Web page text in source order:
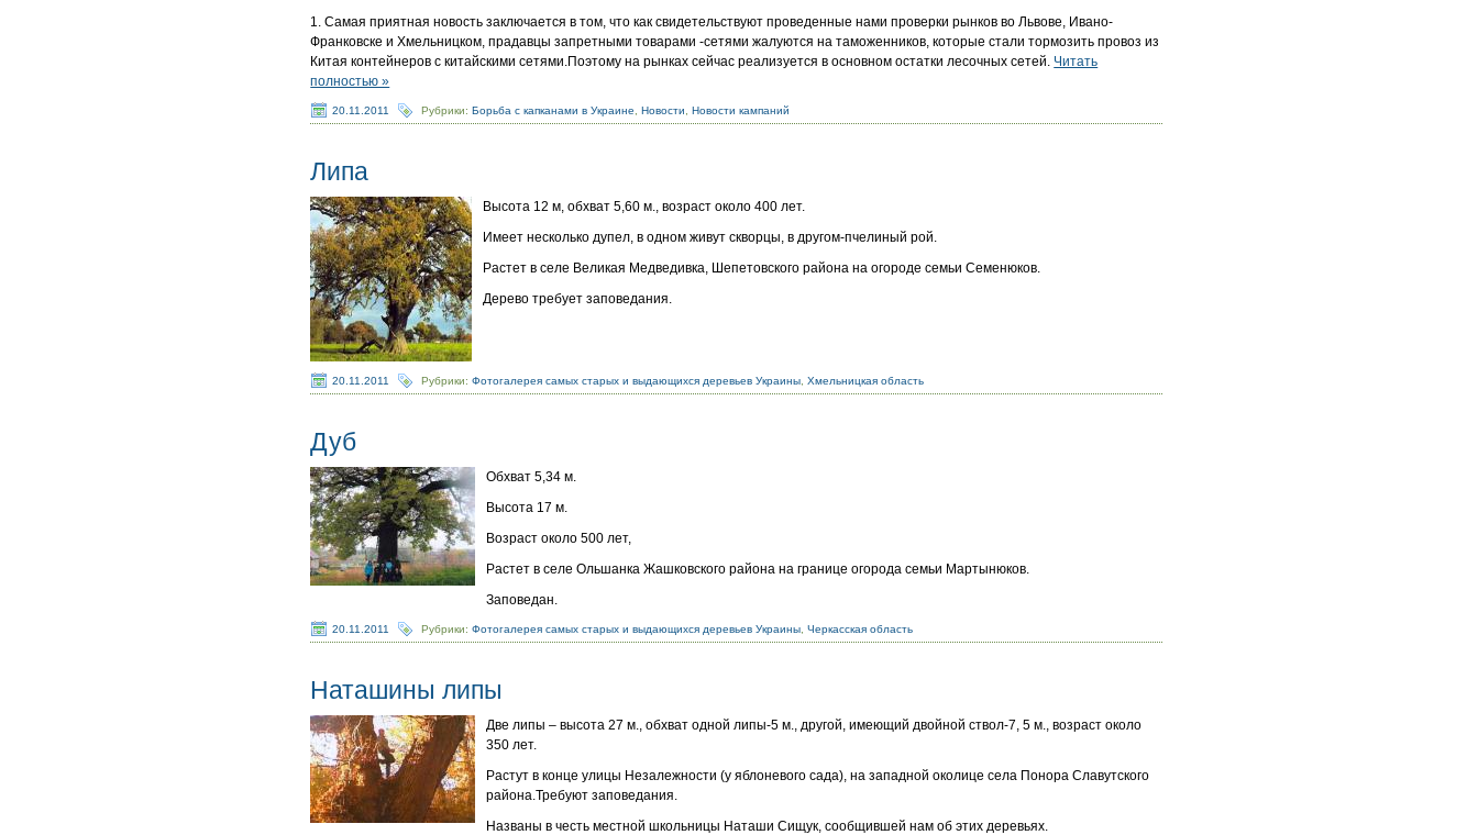
1. Самая приятная новость заключается в том, что как свидетельствуют проведенные нами проверки рынков во Львове, Ивано-
Франковске и Хмельницком, прадавцы запретными товарами -сетями жалуются на таможенников, которые стали тормозить провоз из
Китая контейнеров с китайскими сетями.Поэтому на рынках сейчас реализуется в основном остатки лесочных сетей. Читать
полностью »
20.11.2011 Рубрики:Борьба с капканами в Украине ,Новости ,Новости кампаний
Липа
Высота 12 м, обхват 5,60 м., возраст около 400 лет.
Имеет несколько дупел, в одном живут скворцы, в другом-пчелиный рой.
Растет в селе Великая Медведивка, Шепетовского района на огороде семьи Семенюков.
Дерево требует заповедания.
20.11.2011 Рубрики:Фотогалерея самых старых и выдающихся деревьев Украины ,Хмельницкая область
Дуб
Обхват 5,34 м.
Высота 17 м.
Возраст около 500 лет,
Растет в селе Ольшанка Жашковского района на границе огорода семьи Мартынюков.
Заповедан.
20.11.2011 Рубрики:Фотогалерея самых старых и выдающихся деревьев Украины ,Черкасская область
Наташины липы
Две липы – высота 27 м., обхват одной липы-5 м., другой, имеющий двойной ствол-7, 5 м., возраст около
350 лет.
Растут в конце улицы Незалежности (у яблоневого сада), на западной околице села Понора Славутского
района.Требуют заповедания.
Названы в честь местной школьницы Наташи Сищук, сообщившей нам об этих деревьях.